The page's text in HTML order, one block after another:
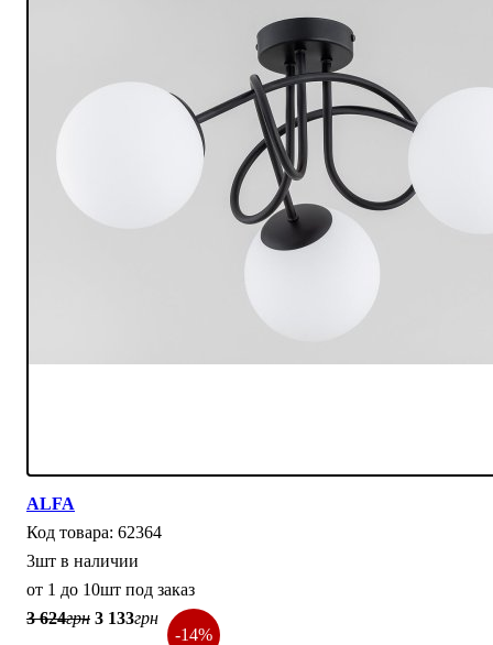
ALFA
62364
3шт в наличии
от 1 до 10шт под заказ
-14%
3 624грн 3 133грн